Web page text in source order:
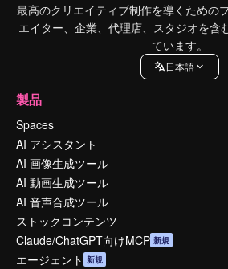
最高のクリエイティブ制作を導くための
エイター、企業、代理店、スタジオを含
ています。
日本語
製品
Spaces
AI アシスタント
AI 画像生成ツール
AI 動画生成ツール
AI 音声合成ツール
ストックコンテンツ
Claude/ChatGPT向けMCP 新規
エージェント 新規